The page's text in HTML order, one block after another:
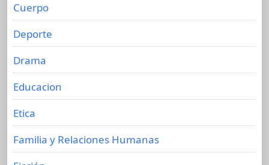
Cuerpo
Deporte
Drama
Educacion
Etica
Familia y Relaciones Humanas